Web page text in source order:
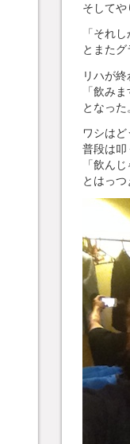
そして
「それ
とまた
リハが
「飲み
となった
ワシは
普段は叩
「飲ん
とはっ